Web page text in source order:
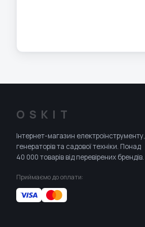
OSKIT
Інтернет-магазин електроінструменту,
генераторів та садової техніки. Понад
40 000 товарів від перевірених брендів.
Приймаємо до оплати: